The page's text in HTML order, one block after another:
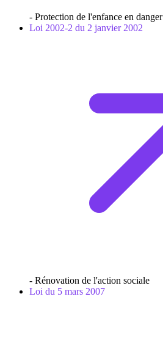
- Protection de l'enfance en danger
Loi 2002-2 du 2 janvier 2002
- Rénovation de l'action sociale
Loi du 5 mars 2007